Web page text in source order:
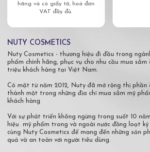
hãng và có giấy tờ, hoá đơn
VAT đầy đủ.
NUTY COSMETICS
Nuty Cosmetics - thương hiệu đi đầu trong
phẩm chính hãng, phục vụ cho nhu cầu mua
triệu khách hàng tại Việt Nam.
Có mặt từ năm 2012, Nuty đã mở rộng thị phần
thành một trong những địa chỉ mua sắm mỹ
khách hàng
Với sự phát triển không ngừng trong suốt 10
hiệu mỹ phẩm trong và ngoài nước đồng loạt ký
cùng Nuty Cosmetics để mang đến những sản
quả và an toàn với người tiêu dùng.